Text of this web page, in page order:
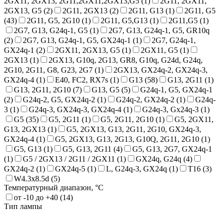
2GX13, G5 (2) 2G11, 2GX13 (2) 2G11, G13 (1)
2G11, G5
(43) 2G11, G5, 2G10 (1) 2G11, G5,G13 (1) 2G11,G5 (1)
2G7, G13, G24q-1, G5 (1)
2G7, G13, G24q-1, G5, GR10q
(2) 2G7, G13, G24q-1, G5, GX24q-1 (1)
2G7, G24q-1,
GX24q-1 (2) 2GX11, 2GX13, G5 (1) 2GX11, G5 (1)
2GX13 (1)
2GX13, G10q, 2G13, GR8, G10q, G24d, G24q,
2G10, 2G11, G8, G23, 2G7 (1)
2GX13, GX24q-2, GX24q-3,
GX24q-4 (1) E40, FC2, RX7s (1) G13 (58) G13, 2G11 (1)
G13, 2G11, 2G10 (7) G13, G5 (5)
G24q-1, G5, GX24q-1
(2) G24q-2, G5, GX24q-2 (1) G24q-2, GX24q-2 (1)
G24q-
3 (1) G24q-3, GX24q-3, GX24q-4 (1) G24q-3, Gх24q-3 (1)
G5 (35) G5, 2G11 (1) G5, 2G11, 2G10 (1)
G5, 2GX11,
G13, 2GX13 (1)
G5, 2GX13, G13, 2G11, 2G10, GX24q-3,
GX24q-4 (1) G5, 2GX13, G13, 2G13, G10Q, 2G11, 2G10 (1)
G5, G13 (1) G5, G13, 2G11 (4)
G5, G13, 2G7, GX24q-1
(1) G5 / 2GX13 / 2G11 / 2GX11 (1) GX24q, G24q (4)
GX24q-2 (1) GX24q-5 (1) L, G24q-3, GX24q (1) T16 (3)
W4.3x8.5d (5)
Температурный диапазон, °C
от -10 до +40 (14)
Тип лампы